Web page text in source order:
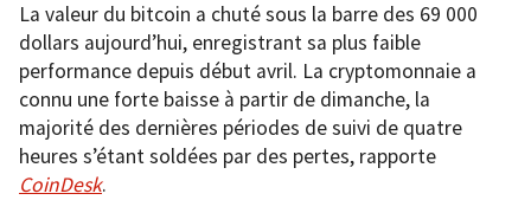
La valeur du bitcoin a chuté sous la barre des 69 000
dollars aujourd’hui, enregistrant sa plus faible
performance depuis début avril. La cryptomonnaie a
connu une forte baisse à partir de dimanche, la
majorité des dernières périodes de suivi de quatre
heures s’étant soldées par des pertes, rapporte
CoinDesk.